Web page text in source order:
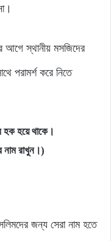
আগে স্থানীয় মসজিদের
পরামর্শ করে নিতে
হক হয়ে থাকে।
নাম রাখুন।)
জন্য সেরা নাম হতে